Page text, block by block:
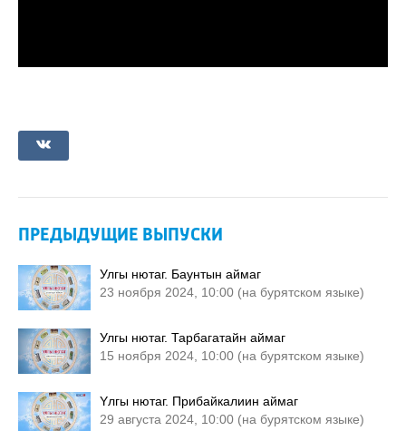
ПРЕДЫДУЩИЕ ВЫПУСКИ
Улгы нютаг. Баунтын аймаг
23 ноября 2024, 10:00 (на бурятском языке)
Улгы нютаг. Тарбагатайн аймаг
15 ноября 2024, 10:00 (на бурятском языке)
Yлгы нютаг. Прибайкалиин аймаг
29 августа 2024, 10:00 (на бурятском языке)